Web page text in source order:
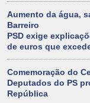
Aumento da água,
Barreiro
PSD exige
de euros que
Comemoração do
Deputados do PS
República